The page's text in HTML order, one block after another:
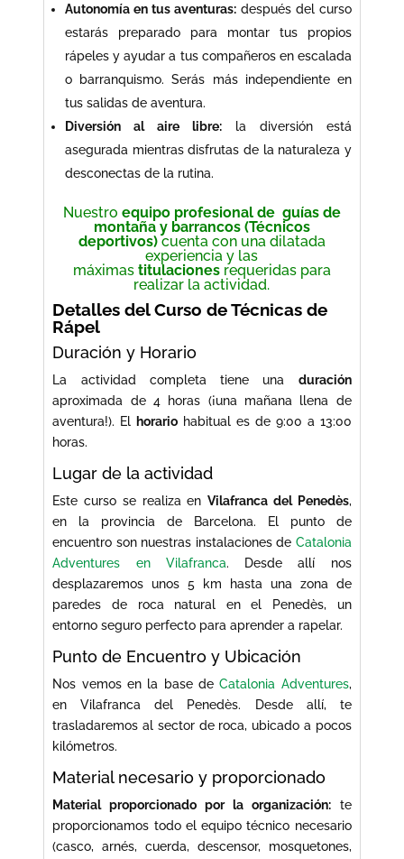
Autonomía en tus aventuras:después del curso
estarás preparado para montar tus propios
rápeles y ayudar a tus compañeros en escalada
o barranquismo. Serás más independiente en
tus salidas de aventura.
Diversión al aire libre:la diversión está
asegurada mientras disfrutas de la naturaleza y
desconectas de la rutina.
Nuestro equipo profesional de guías de
montaña y barrancos (Técnicos
deportivos)cuenta con una dilatada
experiencia y las
máximas titulacionesrequeridas para
realizar la actividad.
Detalles del Curso de Técnicas de
Rápel
Duración y Horario
La actividad completa tiene una duración
aproximada de 4 horas (¡una mañana llena de
aventura!). El horario habitual es de 9:00 a 13:00
horas.
Lugar de la actividad
Este curso se realiza enVilafranca del Penedès,
en la provincia de Barcelona. El punto de
encuentro son nuestras instalaciones de Catalonia
Adventures en Vilafranca. Desde allí nos
desplazaremos unos 5 km hasta una zona de
paredes de roca natural en el Penedès, un
entorno seguro perfecto para aprender a rapelar.
Punto de Encuentro y Ubicación
Nos vemos en la base deCatalonia Adventures,
en Vilafranca del Penedès. Desde allí, te
trasladaremos al sector de roca, ubicado a pocos
kilómetros.
Material necesario y proporcionado
Material proporcionado por la organización:te
proporcionamos todo el equipo técnico necesario
(casco, arnés, cuerda, descensor, mosquetones,